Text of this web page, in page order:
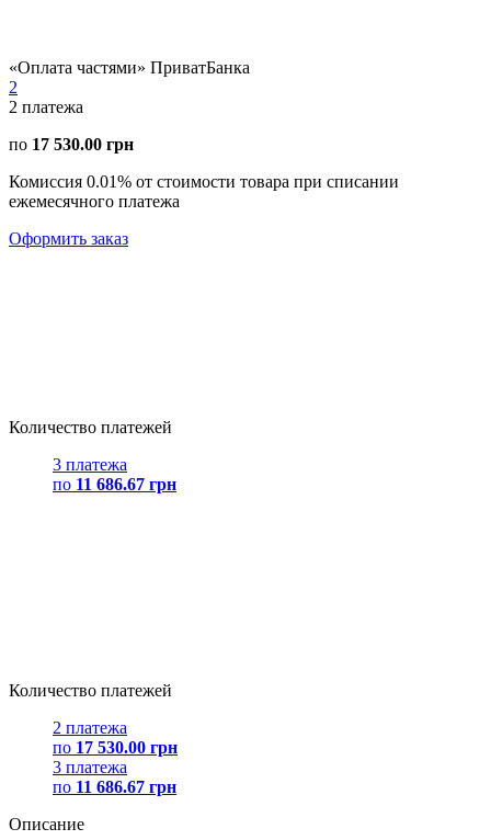
«Оплата частями» ПриватБанка
2
2 платежа
по 17 530.00 грн
Комиссия 0.01% от стоимости товара при списании
ежемесячного платежа
Оформить заказ
Количество платежей
3 платежа
по 11 686.67 грн
Количество платежей
2 платежа
по 17 530.00 грн
3 платежа
по 11 686.67 грн
Описание